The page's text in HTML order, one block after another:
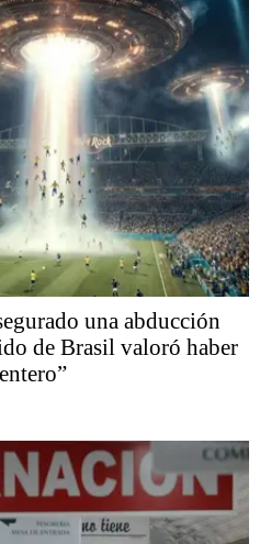
una abducción
de Brasil valoró haber